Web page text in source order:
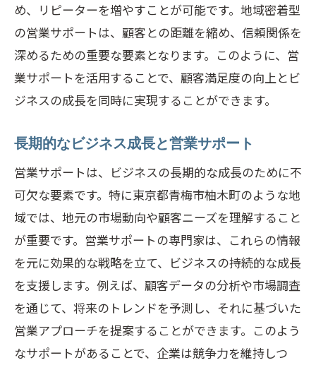
め、リピーターを増やすことが可能です。地域密着型
の営業サポートは、顧客との距離を縮め、信頼関係を
深めるための重要な要素となります。このように、営
業サポートを活用することで、顧客満足度の向上とビ
ジネスの成長を同時に実現することができます。
長期的なビジネス成長と営業サポート
営業サポートは、ビジネスの長期的な成長のために不
可欠な要素です。特に東京都青梅市柚木町のような地
域では、地元の市場動向や顧客ニーズを理解すること
が重要です。営業サポートの専門家は、これらの情報
を元に効果的な戦略を立て、ビジネスの持続的な成長
を支援します。例えば、顧客データの分析や市場調査
を通じて、将来のトレンドを予測し、それに基づいた
営業アプローチを提案することができます。このよう
なサポートがあることで、企業は競争力を維持しつ